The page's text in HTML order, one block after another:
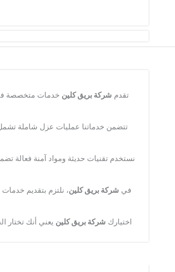
تقدم شركة بريق كلين خدمات متخصصة
تتضمن خدماتنا عمليات عزل شاملة تشمل
نستخدم تقنيات حديثة ومواد آمنة فعالة
في شركة بريق كلين، نلتزم بتقديم
اختيارك شركة بريق كلين يعني أنك تختار